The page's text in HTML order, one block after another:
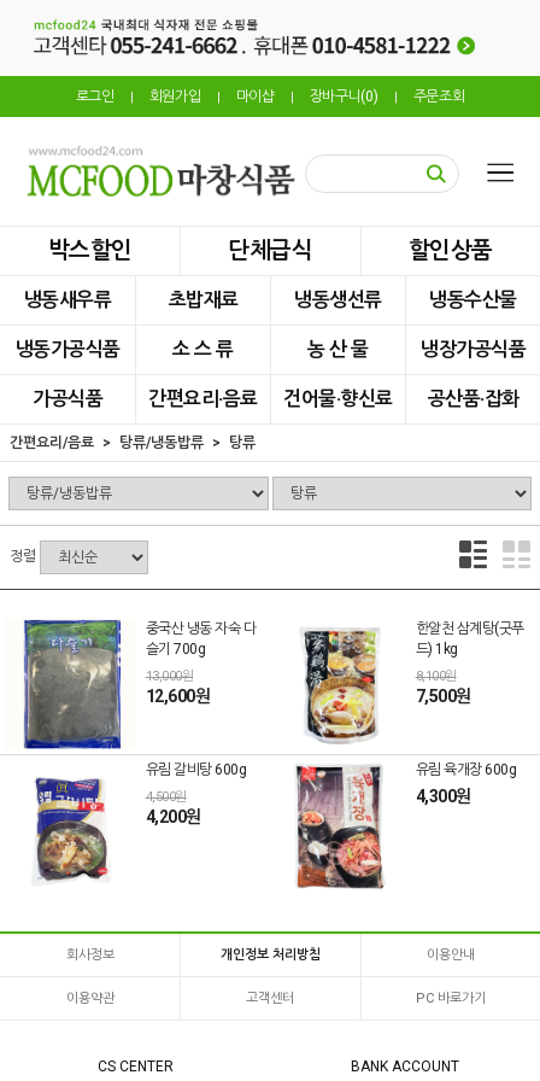
로그인 회원가입 마이샵 장바구니(0) 주문조회
박스할인 단체급식 할인상품
냉동새우류 초밥재료 냉동생선류 냉동수산물
냉동가공식품 소 스 류 농 산 물 냉장가공식품
가공식품 간편요리·음료 건어물·향신료 공산품·잡화
간편요리/음료 탕류/냉동밥류 탕류
정렬
중국산 냉동 자숙 다
슬기 700g
13,000원
12,600원
한알천 삼계탕(굿푸
드) 1kg
8,100원
7,500원
유림 갈비탕 600g
4,500원
4,200원
유림 육개장 600g
4,300원
회사정보 개인정보 처리방침 이용안내
이용약관 고객센터 PC 바로가기
CS CENTER BANK ACCOUNT